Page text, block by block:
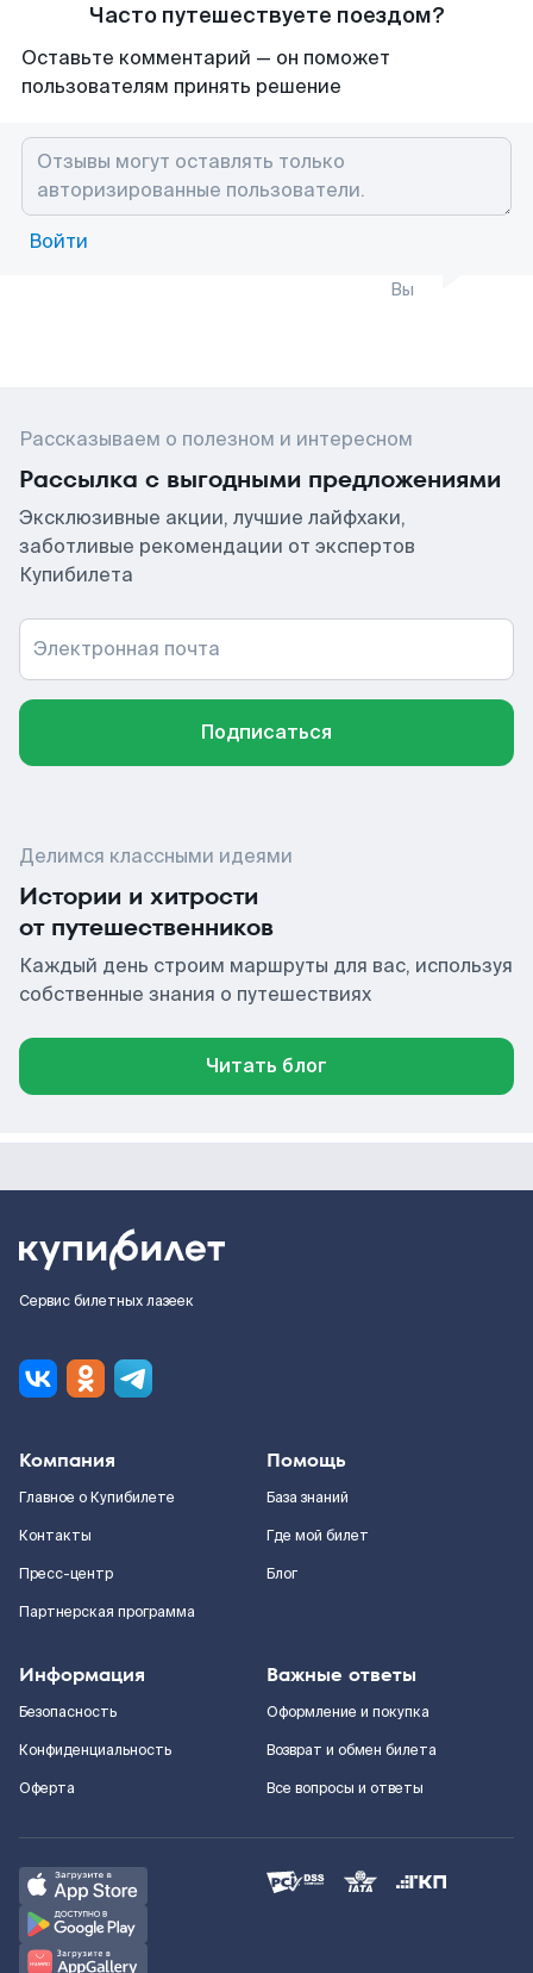
Часто путешествуете поездом?
Оставьте комментарий — он поможет
пользователям принять решение
Войти
Вы
Рассказываем о полезном и интересном
Рассылка с выгодными предложениями
Эксклюзивные акции, лучшие лайфхаки,
заботливые рекомендации от экспертов
Купибилета
Электронная почта
Подписаться
Делимся классными идеями
Истории и хитрости
от путешественников
Каждый день строим маршруты для вас, используя
собственные знания о путешествиях
Читать блог
Сервис билетных лазеек
Компания
Главное о Купибилете
Контакты
Пресс-центр
Партнерская программа
Помощь
База знаний
Где мой билет
Блог
Информация
Безопасность
Конфиденциальность
Оферта
Важные ответы
Оформление и покупка
Возврат и обмен билета
Все вопросы и ответы